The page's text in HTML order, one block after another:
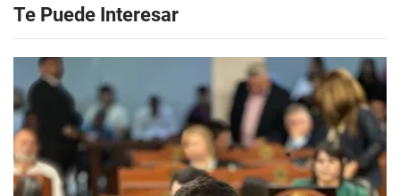
Te Puede Interesar